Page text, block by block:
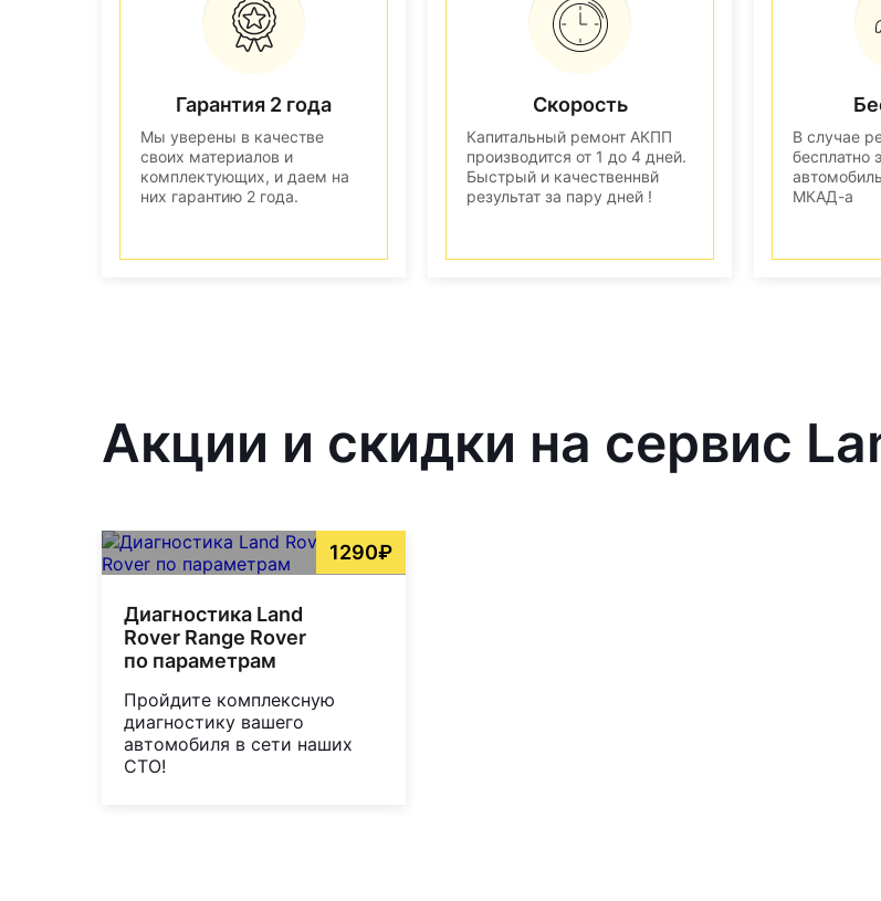
Гарантия 2 года
Мы уверены в качестве
своих материалов и
комплектующих, и даем на
них гарантию 2 года.
Скорость
Капитальный ремонт АКПП
производится от 1 до 4 дней.
Быстрый и качественнвй
результат за пару дней !
В случае
бесплатно
МКАД-а
Акции и скидки на сервис
1290₽
Диагностика Land
Rover Range Rover
по параметрам
Пройдите комплексную
диагностику вашего
автомобиля в сети наших
СТО!